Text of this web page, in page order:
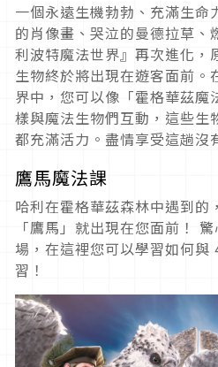
一個永遠生機勃勃、充滿生命
的肖像畫、哭泣的曼德拉草、
利波特魔法世界』再次進化，
生物終於將出現在遊客面前。
界中，您可以像「霍格華茲魔
樣與魔法生物們互動，這些生
都充滿活力。盡情享受這趟沒
鷹馬魔法課
哈利在霍格華茲森林中遇到的
「鷹馬」就出現在您面前！
場，在這裡您可以學習如何與
習！